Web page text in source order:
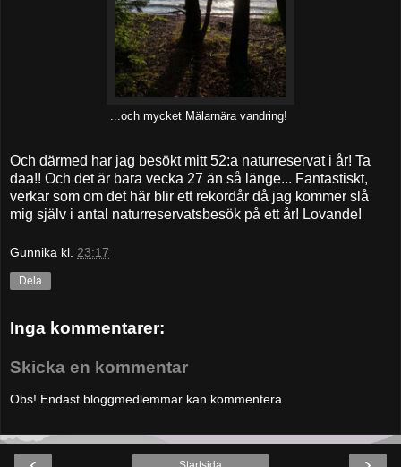
...och mycket Mälarnära vandring!
Och därmed har jag besökt mitt 52:a naturreservat i år! Ta
daa!! Och det är bara vecka 27 än så länge... Fantastiskt,
verkar som om det här blir ett rekordår då jag kommer slå
mig själv i antal naturreservatsbesök på ett år! Lovande!
Gunnika kl. 23:17
Dela
Inga kommentarer:
Skicka en kommentar
Obs! Endast bloggmedlemmar kan kommentera.